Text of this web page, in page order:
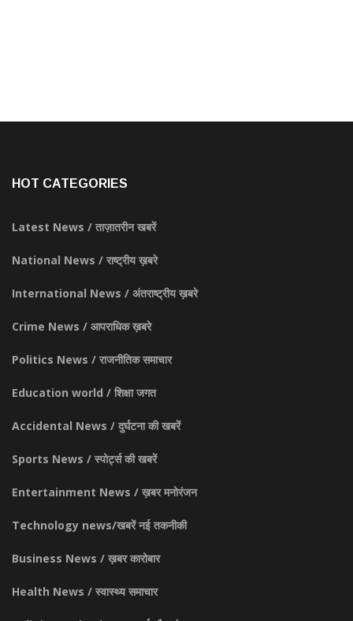
HOT CATEGORIES
Latest News / ताज़ातरीन खबरें
National News / राष्ट्रीय ख़बरे
International News / अंतराष्ट्रीय ख़बरे
Crime News / आपराधिक ख़बरे
Politics News / राजनीतिक समाचार
Education world / शिक्षा जगत
Accidental News / दुर्घटना की खबरें
Sports News / स्पोर्ट्स की खबरें
Entertainment News / ख़बर मनोरंजन
Technology news/खबरें नई तकनीकी
Business News / ख़बर कारोबार
Health News / स्वास्थ्य समाचार